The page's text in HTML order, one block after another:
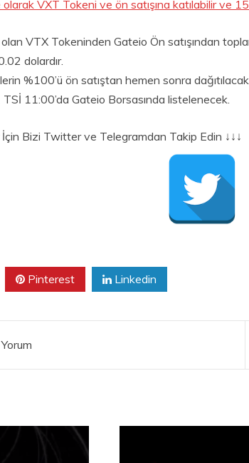
VXT Tokeni ve ön satışına katılabilir ve
VTX Tokeninden Gateio Ön satışından
dolardır.
%100’ü ön satıştan hemen sonra
11:00’da Gateio Borsasında listelenecek.
İçin Bizi Twitter ve Telegramdan Takip Edin ↓↓↓
Pinterest Linkedin